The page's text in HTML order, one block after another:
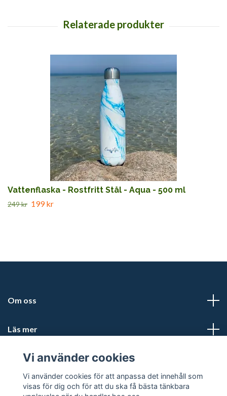
Vattenflaska - Rostfritt Stål - Aqua - 500 ml
249 kr 199 kr
Om oss
Läs mer
Sociala medier
Vi använder cookies
Vi använder cookies för att anpassa det innehåll som
visas för dig och för att du ska få bästa tänkbara